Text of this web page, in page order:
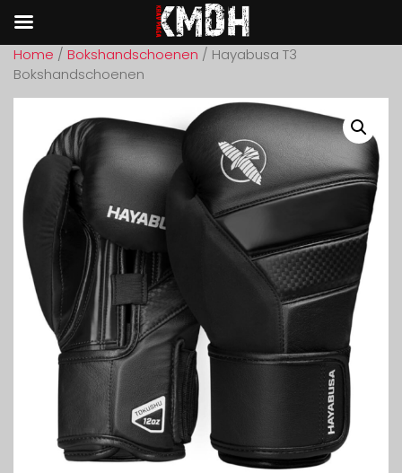
Home / Bokshandschoenen / Hayabusa T3
Bokshandschoenen